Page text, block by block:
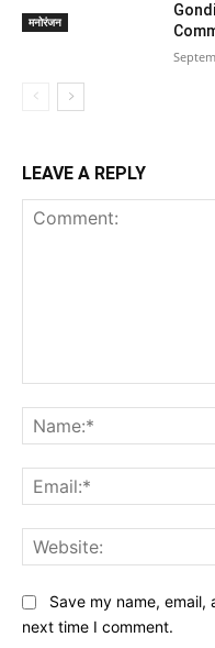
मनोरंजन
LEAVE A REPLY
Save my name,
next time I comment.